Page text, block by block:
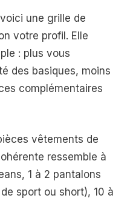
une grille de
votre profil. Elle
: plus vous
des basiques, moins
complémentaires
vêtements de
ressemble à
1 à 2 pantalons
sport ou short), 10 à